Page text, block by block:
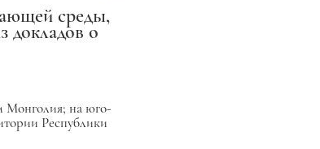
среды,
докладов о
Монголия; на юго-
Республики